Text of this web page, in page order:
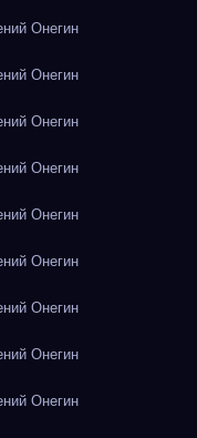
Онегин
Онегин
Онегин
Онегин
Онегин
Онегин
Онегин
Онегин
Онегин